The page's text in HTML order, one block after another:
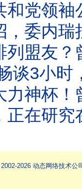
曼！馆长被问懵？国
判8月1日启动。卢比奥
公开称赞，加拿大却遭
什么？年轻人买不起房
起梅西、C罗头头是道？原来
民主党裂痕扩大。川普邀北
2026 动态网络技术公